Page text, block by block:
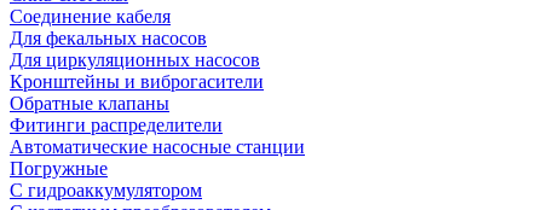
Соединение кабеля
Для фекальных насосов
Для циркуляционных насосов
Кронштейны и виброгасители
Обратные клапаны
Фитинги распределители
Автоматические насосные станции
Погружные
С гидроаккумулятором